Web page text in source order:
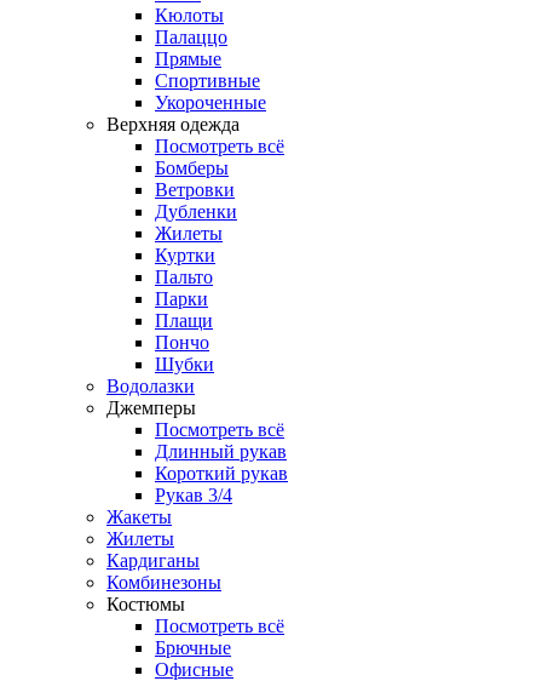
Кюлоты
Палаццо
Прямые
Спортивные
Укороченные
Верхняя одежда
Посмотреть всё
Бомберы
Ветровки
Дубленки
Жилеты
Куртки
Пальто
Парки
Плащи
Пончо
Шубки
Водолазки
Джемперы
Посмотреть всё
Длинный рукав
Короткий рукав
Рукав 3/4
Жакеты
Жилеты
Кардиганы
Комбинезоны
Костюмы
Посмотреть всё
Брючные
Офисные